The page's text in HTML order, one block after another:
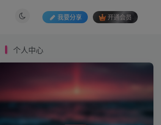
我要分享 开通会员
个人中心